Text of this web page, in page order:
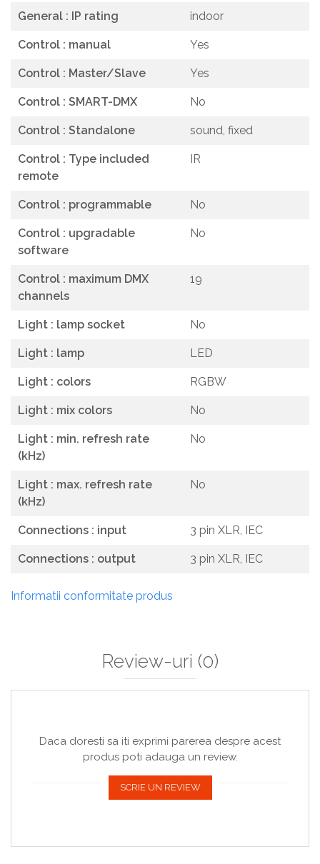
General : IP rating indoor
Control : manual Yes
Control : Master/Slave Yes
Control : SMART-DMX No
Control : Standalone sound, fixed
Control : Type included
remote
IR
Control : programmable No
Control : upgradable
software
No
Control : maximum DMX
channels
19
Light : lamp socket No
Light : lamp LED
Light : colors RGBW
Light : mix colors No
Light : min. refresh rate
(kHz)
No
Light : max. refresh rate
(kHz)
No
Connections : input 3 pin XLR, IEC
Connections : output 3 pin XLR, IEC
Informatii conformitate produs
Review-uri (0)
Daca doresti sa iti exprimi parerea despre acest
produs poti adauga un review.
SCRIE UN REVIEW